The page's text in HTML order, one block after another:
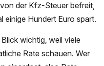
der Kfz-Steuer befreit,
einige Hundert Euro spart.
wichtig, weil viele
Rate schauen. Wer